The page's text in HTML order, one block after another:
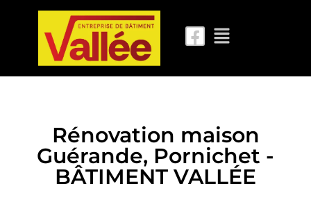
Rénovation maison
Guérande, Pornichet -
BÂTIMENT VALLÉE